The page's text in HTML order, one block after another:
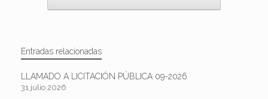
Entradas relacionadas
LLAMADO A LICITACIÓN PÚBLICA 09-2026
31 julio 2026